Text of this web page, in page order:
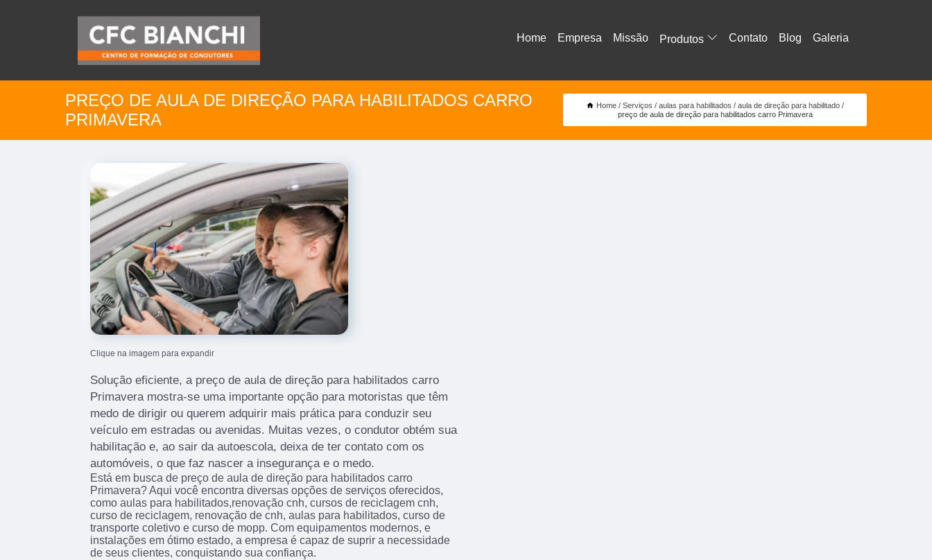
Home Empresa Missão Produtos Contato Blog Galeria
PREÇO DE AULA DE DIREÇÃO PARA HABILITADOS CARRO
PRIMAVERA
Home Serviços aulas para habilitados
aula de direção para habilitado
preço de aula de direção para habilitados carro Primavera
Clique na imagem para expandir
Solução eficiente, a preço de aula de direção para habilitados carro
Primavera mostra-se uma importante opção para motoristas que têm
medo de dirigir ou querem adquirir mais prática para conduzir seu
veículo em estradas ou avenidas. Muitas vezes, o condutor obtém sua
habilitação e, ao sair da autoescola, deixa de ter contato com os
automóveis, o que faz nascer a insegurança e o medo.
Está em busca de preço de aula de direção para habilitados carro
Primavera? Aqui você encontra diversas opções de serviços oferecidos,
como aulas para habilitados,renovação cnh, cursos de reciclagem cnh,
curso de reciclagem, renovação de cnh, aulas para habilitados, curso de
transporte coletivo e curso de mopp. Com equipamentos modernos, e
instalações em ótimo estado, a empresa é capaz de suprir a necessidade
de seus clientes, conquistando sua confiança.